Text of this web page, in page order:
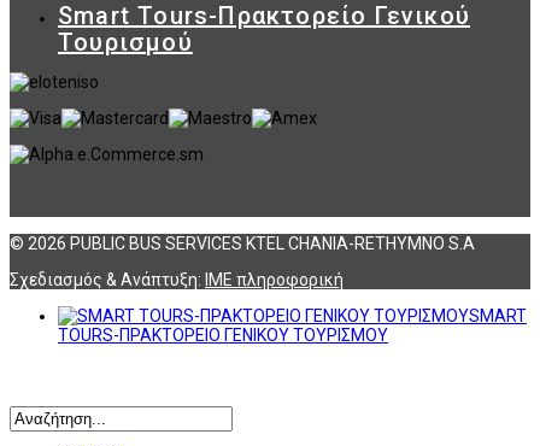
Smart Tours-Πρακτορείο Γενικού
Τουρισμού
© 2026 PUBLIC BUS SERVICES KTEL CHANIA-RETHYMNO S.A
Σχεδιασμός & Ανάπτυξη: ΙΜΕ πληροφορική
SMART
TOURS-ΠΡΑΚΤΟΡΕΙΟ ΓΕΝΙΚΟΥ ΤΟΥΡΙΣΜΟΥ